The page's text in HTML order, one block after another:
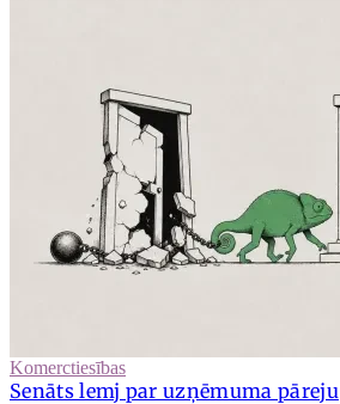
Komerctiesības
Senāts lemj par uzņēmuma pāreju